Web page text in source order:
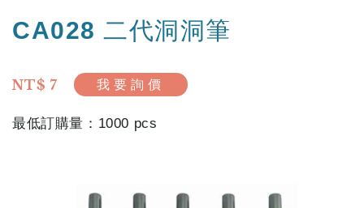
CA028 二代洞洞筆
NT$ 7 我要詢價
1000 pcs